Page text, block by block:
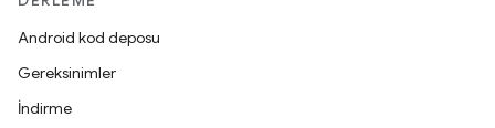
Android kod deposu
Gereksinimler
İndirme